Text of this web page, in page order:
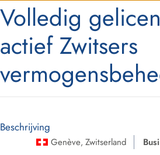
Volledig
actief Zwitsers
Beschrijving
Genève, Zwitserland